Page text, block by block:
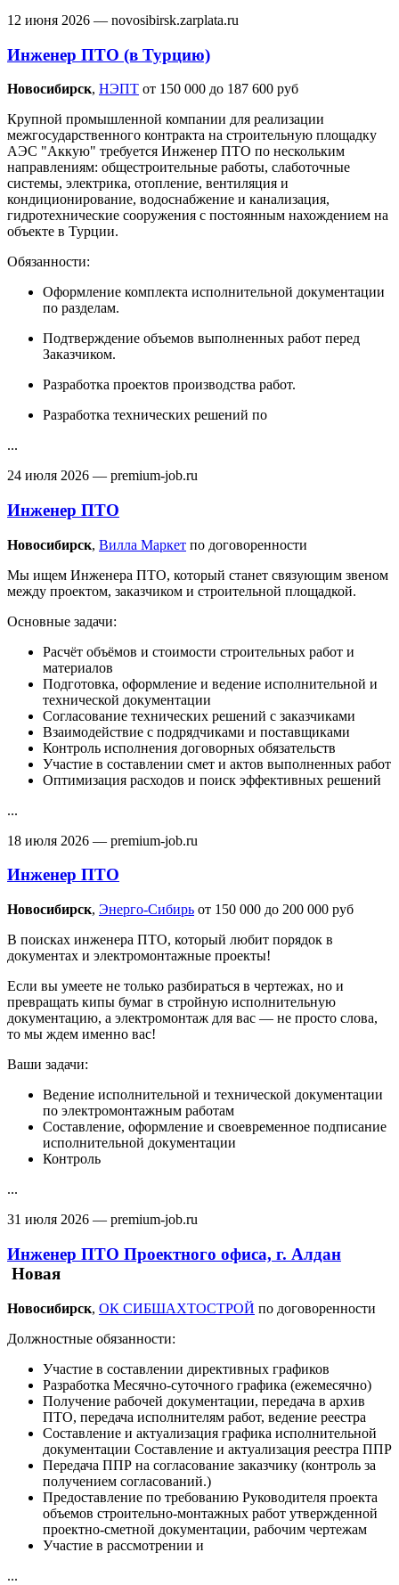
12 июня 2026 — novosibirsk.zarplata.ru
Инженер ПТО (в Турцию)
Новосибирск‎, НЭПТ от 150 000 до 187 600 руб
Крупной промышленной компании для реализации
межгосударственного контракта на строительную площадку
АЭС "Аккую" требуется Инженер ПТО по нескольким
направлениям: общестроительные работы, слаботочные
системы, электрика, отопление, вентиляция и
кондиционирование, водоснабжение и канализация,
гидротехнические сооружения с постоянным нахождением на
объекте в Турции.
Обязанности:
Оформление комплекта исполнительной документации
по разделам.
Подтверждение объемов выполненных работ перед
Заказчиком.
Разработка проектов производства работ.
Разработка технических решений по
...
24 июля 2026 — premium-job.ru
Инженер ПТО
Новосибирск‎, Вилла Маркет по договоренности
Мы ищем Инженера ПТО, который станет связующим звеном
между проектом, заказчиком и строительной площадкой.
Основные задачи:
Расчёт объёмов и стоимости строительных работ и
материалов
Подготовка, оформление и ведение исполнительной и
технической документации
Согласование технических решений с заказчиками
Взаимодействие с подрядчиками и поставщиками
Контроль исполнения договорных обязательств
Участие в составлении смет и актов выполненных работ
Оптимизация расходов и поиск эффективных решений
...
18 июля 2026 — premium-job.ru
Инженер ПТО
Новосибирск‎, Энерго-Сибирь от 150 000 до 200 000 руб
В поисках инженера ПТО, который любит порядок в
документах и электромонтажные проекты!
Если вы умеете не только разбираться в чертежах, но и
превращать кипы бумаг в стройную исполнительную
документацию, а электромонтаж для вас — не просто слова,
то мы ждем именно вас!
Ваши задачи:
Ведение исполнительной и технической документации
по электромонтажным работам
Составление, оформление и своевременное подписание
исполнительной документации
Контроль
...
31 июля 2026 — premium-job.ru
Инженер ПТО Проектного офиса, г. Алдан
Новая
Новосибирск‎, ОК СИБШАХТОСТРОЙ по договоренности
Должностные обязанности:
Участие в составлении директивных графиков
Разработка Месячно-суточного графика (ежемесячно)
Получение рабочей документации, передача в архив
ПТО, передача исполнителям работ, ведение реестра
Составление и актуализация графика исполнительной
документации Составление и актуализация реестра ППР
Передача ППР на согласование заказчику (контроль за
получением согласований.)
Предоставление по требованию Руководителя проекта
объемов строительно-монтажных работ утвержденной
проектно-сметной документации, рабочим чертежам
Участие в рассмотрении и
...